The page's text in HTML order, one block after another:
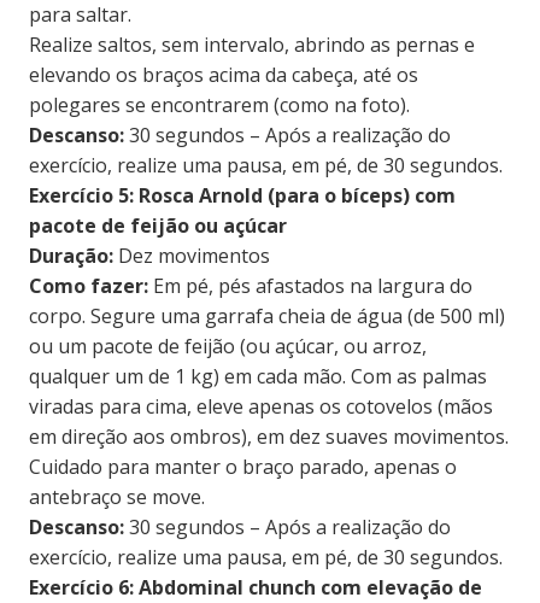
para saltar.
Realize saltos, sem intervalo, abrindo as pernas e
elevando os braços acima da cabeça, até os
polegares se encontrarem (como na foto).
Descanso:30 segundos – Após a realização do
exercício, realize uma pausa, em pé, de 30 segundos.
Exercício 5: Rosca Arnold (para o bíceps) com
pacote de feijão ou açúcar
Duração:Dez movimentos
Como fazer:Em pé, pés afastados na largura do
corpo. Segure uma garrafa cheia de água (de 500 ml)
ou um pacote de feijão (ou açúcar, ou arroz,
qualquer um de 1 kg) em cada mão. Com as palmas
viradas para cima, eleve apenas os cotovelos (mãos
em direção aos ombros), em dez suaves movimentos.
Cuidado para manter o braço parado, apenas o
antebraço se move.
Descanso:30 segundos – Após a realização do
exercício, realize uma pausa, em pé, de 30 segundos.
Exercício 6: Abdominal chunch com elevação de